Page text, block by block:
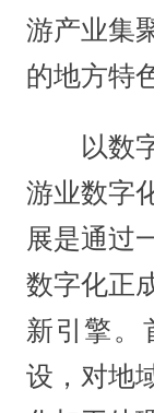
游产业集
的地方特
以数字
游业数字
展是通过
数字化正
新引擎。
设，对地